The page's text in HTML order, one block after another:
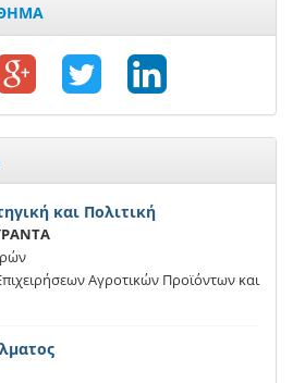
και Πολιτική
Αγροτικών Προϊόντων και